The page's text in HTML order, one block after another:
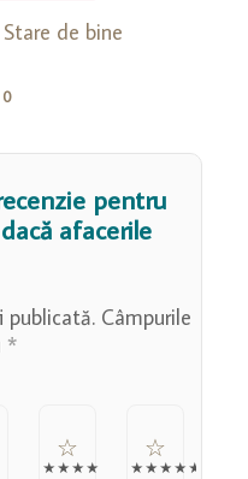
Stare de bine
0
pentru
afacerile
publicată. Câmpurile
*